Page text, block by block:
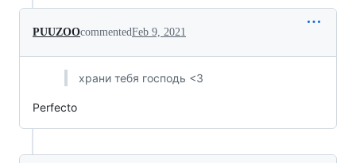
PUUZOOcommentedFeb 9, 2021
храни тебя господь <3
Perfecto